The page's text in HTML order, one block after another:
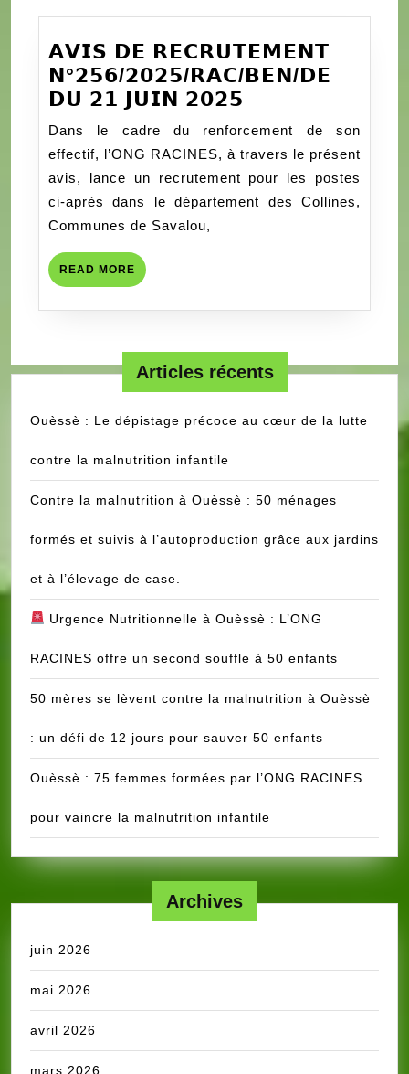
𝗔𝗩𝗜𝗦 𝗗𝗘 𝗥𝗘𝗖𝗥𝗨𝗧𝗘𝗠𝗘𝗡𝗧
𝗡°𝟮𝟱𝟲/𝟮𝟬𝟮𝟱/𝗥𝗔𝗖/𝗕𝗘𝗡/𝗗𝗘
𝗗𝗨 𝟮𝟭 𝗝𝗨𝗜𝗡 𝟮𝟬𝟮𝟱
𝗗𝗘
𝗡°𝟮𝟱𝟲/𝟮𝟬𝟮𝟱/
𝗥𝗔𝗖/
𝗝𝗨𝗜𝗡
Dans le cadre du renforcement de son
effectif, l’ONG RACINES, à travers le présent
avis, lance un recrutement pour les postes
ci-après dans le département des Collines,
Communes de Savalou,
READ MORE READ
MORE
Articles récents
Ouèssè : Le dépistage précoce au cœur de la lutte
contre la malnutrition infantile
Contre la malnutrition à Ouèssè : 50 ménages
formés et suivis à l’autoproduction grâce aux jardins
et à l’élevage de case.
Urgence Nutritionnelle à Ouèssè : L’ONG
RACINES offre un second souffle à 50 enfants
50 mères se lèvent contre la malnutrition à Ouèssè
: un défi de 12 jours pour sauver 50 enfants
Ouèssè : 75 femmes formées par l’ONG RACINES
pour vaincre la malnutrition infantile
Archives
juin 2026
mai 2026
avril 2026
mars 2026